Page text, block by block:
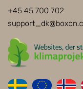
+45 45 700 702